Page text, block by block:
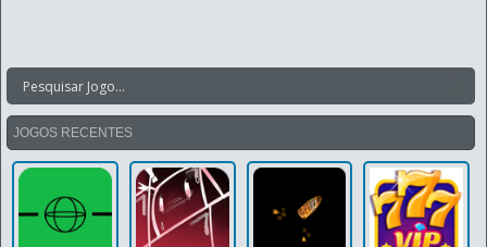
JOGOS RECENTES